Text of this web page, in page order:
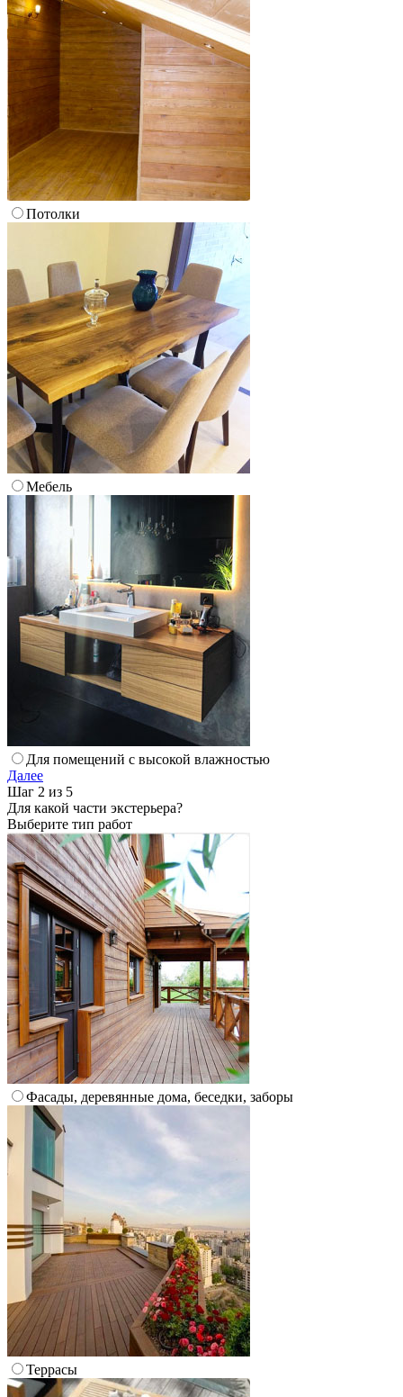
Потолки
Мебель
Для помещений с высокой влажностью
Далее
Шаг 2 из 5
Для какой части экстерьера?
Выберите тип работ
Фасады, деревянные дома, беседки, заборы
Террасы